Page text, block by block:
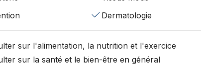
Dermatologie
sur l'alimentation, la nutrition et l'exercice
sur la santé et le bien-être en général